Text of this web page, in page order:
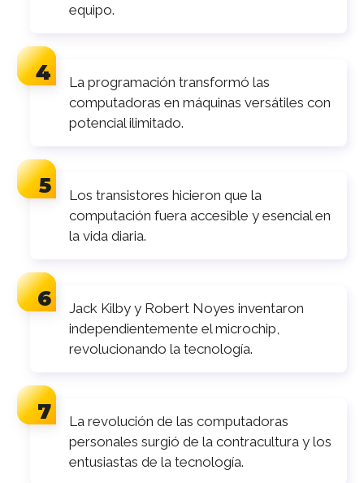
equipo.
La programación transformó las
computadoras en máquinas versátiles con
potencial ilimitado.
Los transistores hicieron que la
computación fuera accesible y esencial en
la vida diaria.
Jack Kilby y Robert Noyes inventaron
independientemente el microchip,
revolucionando la tecnología.
La revolución de las computadoras
personales surgió de la contracultura y los
entusiastas de la tecnología.